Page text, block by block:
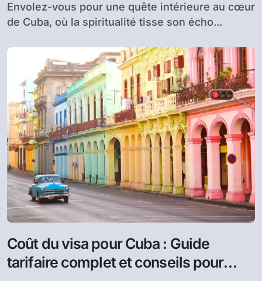
Envolez-vous pour une quête intérieure au cœur
de Cuba, où la spiritualité tisse son écho...
Coût du visa pour Cuba : Guide
tarifaire complet et conseils pour